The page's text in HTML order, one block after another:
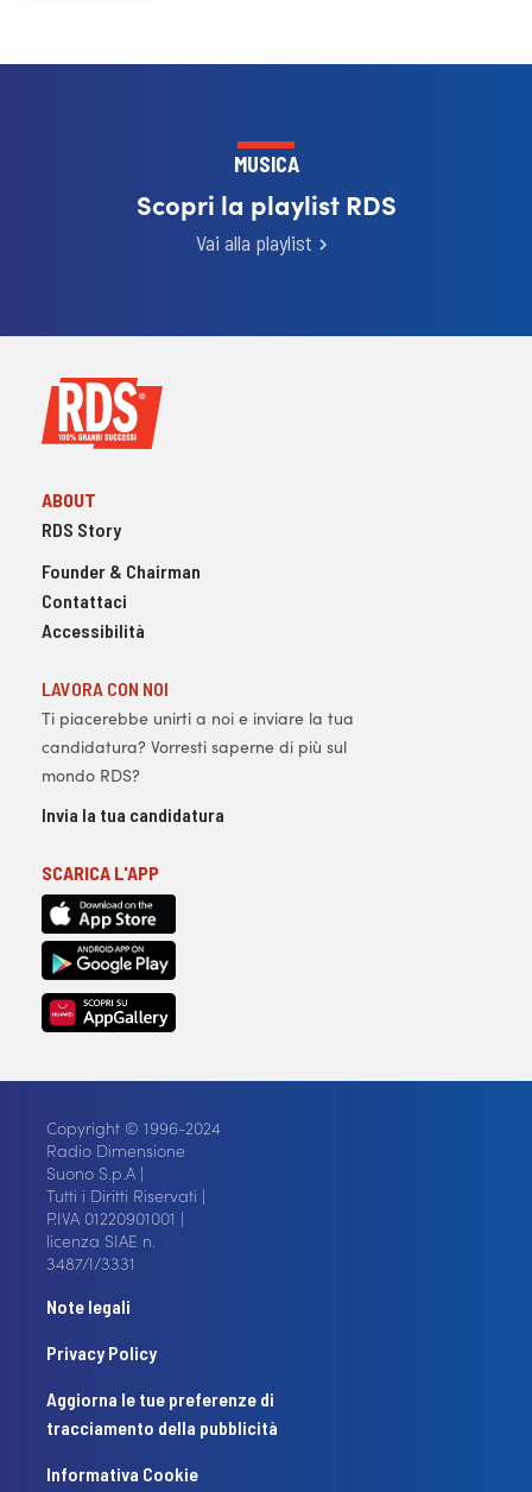
MUSICA
Scopri la playlist RDS
Vai alla playlist
ABOUT
RDS Story
Founder & Chairman
Contattaci
Accessibilità
LAVORA CON NOI
Ti piacerebbe unirti a noi e inviare la tua
candidatura? Vorresti saperne di più sul
mondo RDS?
Invia la tua candidatura
SCARICA L'APP
Copyright © 1996-2024
Radio Dimensione
Suono S.p.A |
Tutti i Diritti Riservati |
P.IVA 01220901001 |
licenza SIAE n.
3487/I/3331
Note legali
Privacy Policy
Aggiorna le tue preferenze di
tracciamento della pubblicità
Informativa Cookie